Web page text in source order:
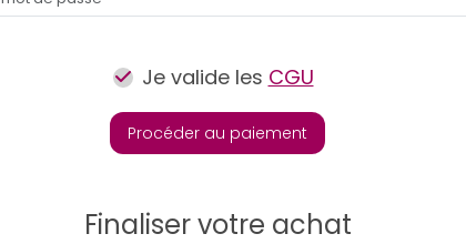
Je valide les CGU
Procéder au paiement
Finaliser votre achat